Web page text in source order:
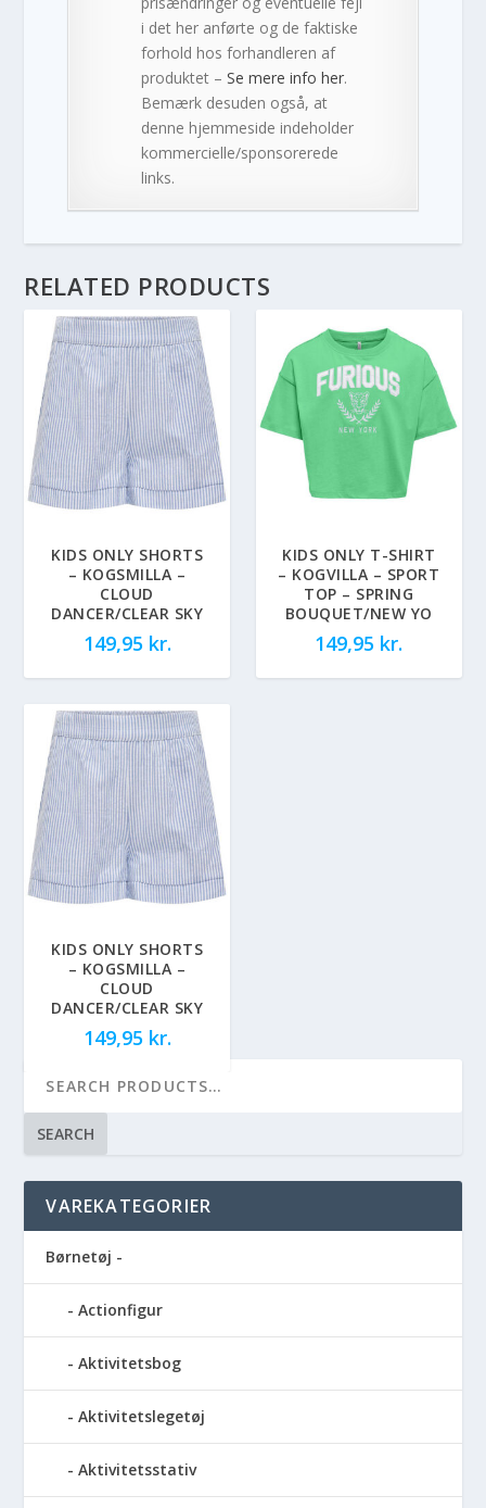
i det her anførte og de faktiske
forhold hos forhandleren af
produktet –Se mere info her.
Bemærk desuden også, at
denne hjemmeside indeholder
kommercielle/sponsorerede
links.
RELATED PRODUCTS
KIDS ONLY SHORTS
– KOGSMILLA –
CLOUD
DANCER/CLEAR SKY
149,95 kr.
KIDS ONLY T-SHIRT
– KOGVILLA – SPORT
TOP – SPRING
BOUQUET/NEW YO
149,95 kr.
KIDS ONLY SHORTS
– KOGSMILLA –
CLOUD
DANCER/CLEAR SKY
149,95 kr.
SEARCH
VAREKATEGORIER
Børnetøj -
Actionfigur
Aktivitetsbog
Aktivitetslegetøj
Aktivitetsstativ